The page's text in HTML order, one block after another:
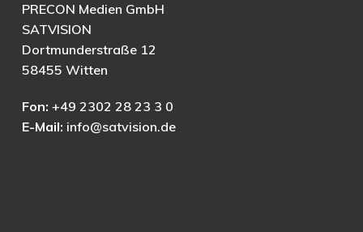
PRECON Medien GmbH
SATVISION
Dortmunderstraße 12
58455 Witten
Fon: +49 2302 28 23 3 0
E-Mail: info@satvision.de